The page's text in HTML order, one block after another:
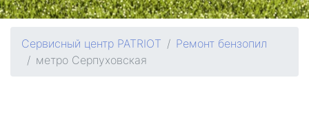
Сервисный центр PATRIOT
Ремонт бензопил
метро Серпуховская